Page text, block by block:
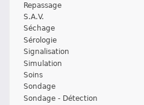
Repassage
S.A.V.
Séchage
Sérologie
Signalisation
Simulation
Soins
Sondage
Sondage - Détection